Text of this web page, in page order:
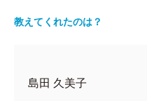
教えてくれたのは？
島田 久美子